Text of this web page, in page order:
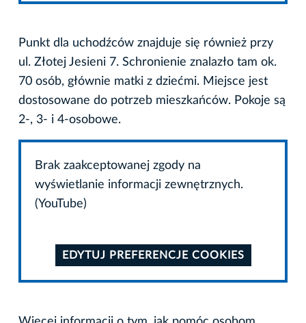
Punkt dla uchodźców znajduje się również przy
ul. Złotej Jesieni 7. Schronienie znalazło tam ok.
70 osób, głównie matki z dziećmi. Miejsce jest
dostosowane do potrzeb mieszkańców. Pokoje są
2-, 3- i 4-osobowe.
Brak zaakceptowanej zgody na
wyświetlanie informacji zewnętrznych.
(YouTube)
EDYTUJ PREFERENCJE COOKIES